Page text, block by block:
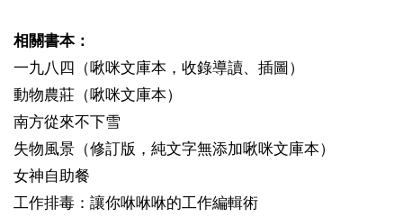
相關書本：
一九八四（啾咪文庫本，收錄導讀、插圖）
動物農莊（啾咪文庫本）
南方從來不下雪
失物風景（修訂版，純文字無添加啾咪文庫本）
女神自助餐
工作排毒：讓你咻咻咻的工作編輯術